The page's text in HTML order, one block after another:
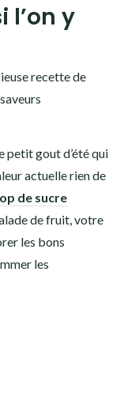
l’on y
recette de
petit gout d’été qui
actuelle rien de
de sucre
de fruit, votre
les bons
les